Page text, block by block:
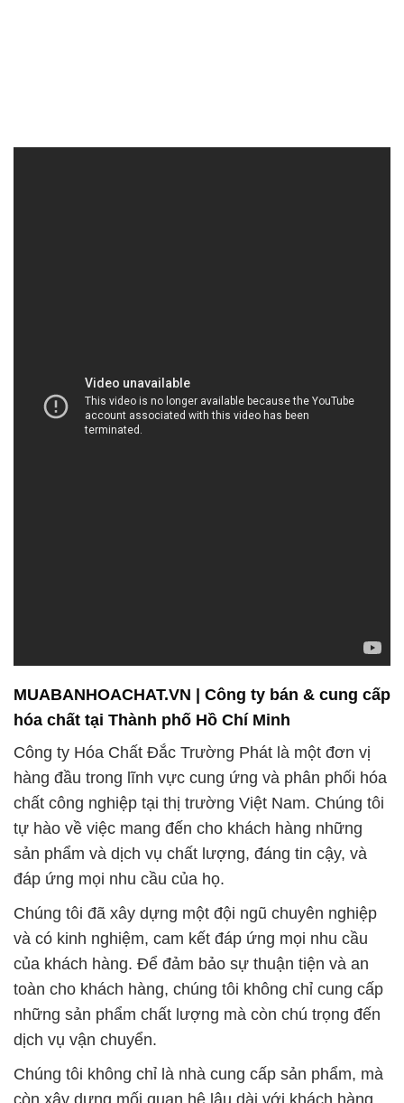
tự hào về việc mang đến cho khách hàng những
sản phẩm và dịch vụ chất lượng, đáng tin cậy, và
đáp ứng mọi nhu cầu của họ.
còn xây dựng mối quan hệ lâu dài với khách hàng.
luôn theo dõi các xu hướng mới nhất trong lĩnh vực
hóa chất để đảm bảo rằng chúng tôi luôn có thể
cung cấp những sản phẩm và dịch vụ tiên tiến nhất
cho khách hàng của mình.
Chúng tôi hiểu rõ tầm quan trọng của việc sử dụng
hóa chất an toàn trong quá trình sản xuất, đặc biệt
trong ngành giấy. Với sự chuyên nghiệp đặc biệt
trong lĩnh vực dệt may và nhuộm, Công ty Hóa Chất
Đắc Trường Phát là đối tác đáng tin cậy của các
doanh nghiệp trong ngành.
Hãy để Công Ty Hóa Chất Đắc Trường Phát đồng
hành cùng bạn trên con đường phát triển và thành
công. Chúng tôi cam kết duy trì uy tín và chất
lượng, hiểu rõ rằng khách hàng chính là trái tim của
mọi hoạt động kinh doanh của chúng tôi.